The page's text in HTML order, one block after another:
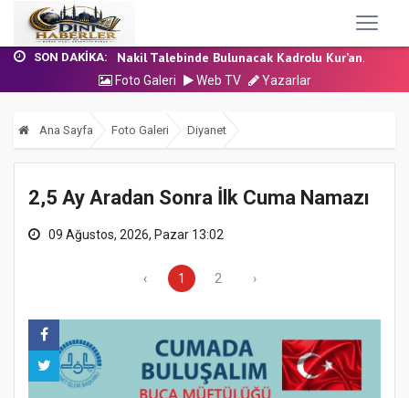
SON DAKIKA:
24 Temmuz 2026 - Cuma Hutbesi
7 Ağustos 2026 - Cuma Hutbesi
Nakil Talebinde Bulunacak Kadrolu Kur’an...
Aşçı Alımı (Kurum İçi) Sınavı (Sözlü) So...
24 Temmuz 2026 - Cuma Hutbesi
7 Ağustos 2026 - Cuma Hutbesi
Foto Galeri Web TV Yazarlar
Ana Sayfa Foto Galeri Diyanet
2,5 Ay Aradan Sonra İlk Cuma Namazı
09 Ağustos, 2026, Pazar 13:02
‹ 1 2 ›